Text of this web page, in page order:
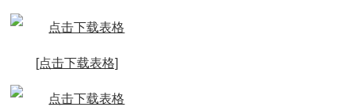
[点击下载表格]